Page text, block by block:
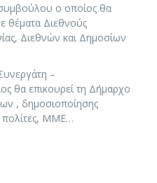
ο οποίος θα
θέματα Διεθνούς
Διεθνών και Δημοσίων
–
θα επικουρεί τη Δήμαρχο
, δημοσιοποίησης
ΜΜΕ…